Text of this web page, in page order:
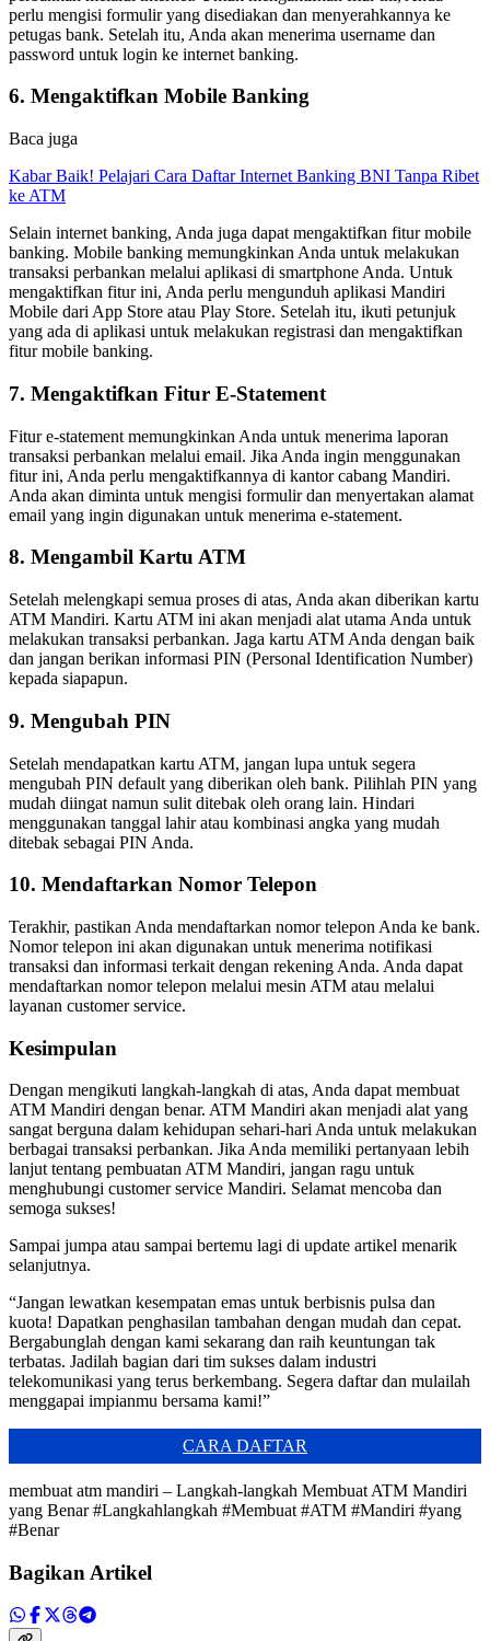
perlu mengisi formulir yang disediakan dan menyerahkannya ke
petugas bank. Setelah itu, Anda akan menerima username dan
password untuk login ke internet banking.
6. Mengaktifkan Mobile Banking
Baca juga
Kabar Baik! Pelajari Cara Daftar Internet Banking BNI Tanpa Ribet
ke ATM
Selain internet banking, Anda juga dapat mengaktifkan fitur mobile
banking. Mobile banking memungkinkan Anda untuk melakukan
transaksi perbankan melalui aplikasi di smartphone Anda. Untuk
mengaktifkan fitur ini, Anda perlu mengunduh aplikasi Mandiri
Mobile dari App Store atau Play Store. Setelah itu, ikuti petunjuk
yang ada di aplikasi untuk melakukan registrasi dan mengaktifkan
fitur mobile banking.
7. Mengaktifkan Fitur E-Statement
Fitur e-statement memungkinkan Anda untuk menerima laporan
transaksi perbankan melalui email. Jika Anda ingin menggunakan
fitur ini, Anda perlu mengaktifkannya di kantor cabang Mandiri.
Anda akan diminta untuk mengisi formulir dan menyertakan alamat
email yang ingin digunakan untuk menerima e-statement.
8. Mengambil Kartu ATM
Setelah melengkapi semua proses di atas, Anda akan diberikan kartu
ATM Mandiri. Kartu ATM ini akan menjadi alat utama Anda untuk
melakukan transaksi perbankan. Jaga kartu ATM Anda dengan baik
dan jangan berikan informasi PIN (Personal Identification Number)
kepada siapapun.
9. Mengubah PIN
Setelah mendapatkan kartu ATM, jangan lupa untuk segera
mengubah PIN default yang diberikan oleh bank. Pilihlah PIN yang
mudah diingat namun sulit ditebak oleh orang lain. Hindari
menggunakan tanggal lahir atau kombinasi angka yang mudah
ditebak sebagai PIN Anda.
10. Mendaftarkan Nomor Telepon
Terakhir, pastikan Anda mendaftarkan nomor telepon Anda ke bank.
Nomor telepon ini akan digunakan untuk menerima notifikasi
transaksi dan informasi terkait dengan rekening Anda. Anda dapat
mendaftarkan nomor telepon melalui mesin ATM atau melalui
layanan customer service.
Kesimpulan
Dengan mengikuti langkah-langkah di atas, Anda dapat membuat
ATM Mandiri dengan benar. ATM Mandiri akan menjadi alat yang
sangat berguna dalam kehidupan sehari-hari Anda untuk melakukan
berbagai transaksi perbankan. Jika Anda memiliki pertanyaan lebih
lanjut tentang pembuatan ATM Mandiri, jangan ragu untuk
menghubungi customer service Mandiri. Selamat mencoba dan
semoga sukses!
Sampai jumpa atau sampai bertemu lagi di update artikel menarik
selanjutnya.
“Jangan lewatkan kesempatan emas untuk berbisnis pulsa dan
kuota! Dapatkan penghasilan tambahan dengan mudah dan cepat.
Bergabunglah dengan kami sekarang dan raih keuntungan tak
terbatas. Jadilah bagian dari tim sukses dalam industri
telekomunikasi yang terus berkembang. Segera daftar dan mulailah
menggapai impianmu bersama kami!”
CARA DAFTAR
membuat atm mandiri – Langkah-langkah Membuat ATM Mandiri
yang Benar #Langkahlangkah #Membuat #ATM #Mandiri #yang
#Benar
Bagikan Artikel